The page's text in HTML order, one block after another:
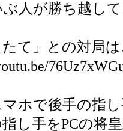
ぶ人が勝ち越し
たて」との対局
ホで後手の指
し手をPCの将